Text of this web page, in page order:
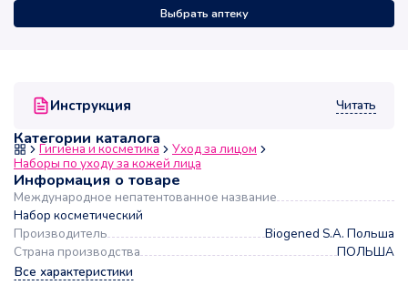
Инструкция Читать
Категории каталога
Гигиена и косметика
Уход за лицом
Наборы по уходу за кожей лица
Информация о товаре
Международное непатентованное название
Набор косметический
Производитель
Biogened S.A. Польша
Страна производства
ПОЛЬША
Все характеристики
Выбрать аптеку